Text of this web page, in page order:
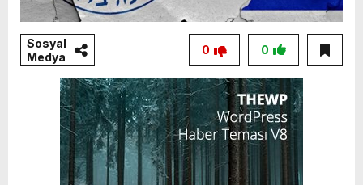
Sosyal
Medya
0
0